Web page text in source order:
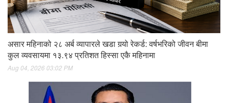
असार महिनाको २८ अर्ब व्यापारले खडा गर्‍यो रेकर्ड: वर्षभरिको जीवन बीमा
कुल व्यवसायमा १३.९४ प्रतिशत हिस्सा एकै महिनामा
Aug 04, 2026 03:02 PM